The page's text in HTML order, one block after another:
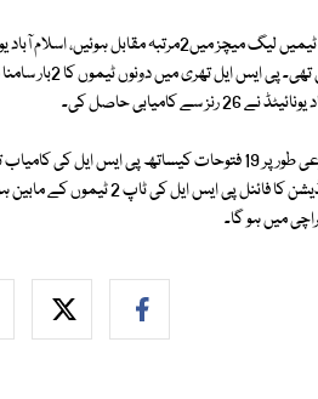
کامیابی حاصل کی۔
دوسرے نمبر پر ہے۔ یوں تیسرے